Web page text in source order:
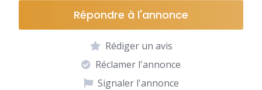
Répondre à l'annonce
Rédiger un avis
Réclamer l'annonce
Signaler l'annonce